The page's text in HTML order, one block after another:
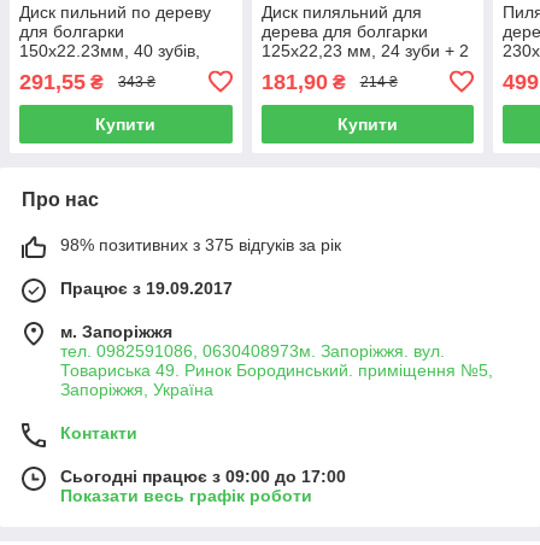
Диск пильний по дереву
для болгарки
150х22.23мм, 40 зубів,
перхідні кільця 20, 16мм
Werk 36098 (4332624)
291,55 ₴ 343 ₴
Купити
Диск пиляльний для
дерева для болгарки
125х22,23 мм, 24 зуби + 2
36094
181,90₴ 214 ₴
Купити
Про нас
98% позитивних з 375 відгуків за рік
Працює з 19.09.2017
м. Запоріжжя
тел. 0982591086, 0630408973м. Запоріжжя. вул.
Товариська 49. Ринок Бородинський. приміщення №5,
Запоріжжя, Україна
Контакти
Сьогодні працює з 09:00 до 17:00
Показати весь графік роботи